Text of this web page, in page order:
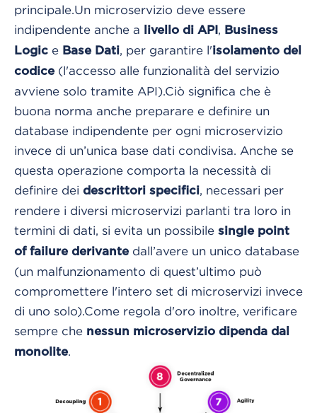
principale.Un microservizio deve essere
indipendente anche a
livello di API , Business
Logic e Base Dati, per garantire l'isolamento del
codice (l'accesso alle funzionalità del servizio
avviene solo tramite API).Ciò significa che è
buona norma anche preparare e definire un
database indipendente per ogni microservizio
invece di un’unica base dati condivisa. Anche se
questa operazione comporta la necessità di
definire dei descrittori specifici, necessari per
rendere i diversi microservizi parlanti tra loro in
termini di dati, si evita un possibile single point
of failure derivante dall’avere un unico database
(un malfunzionamento di quest’ultimo può
compromettere l'intero set di microservizi invece
di uno solo).Come regola d'oro inoltre, verificare
sempre che nessun microservizio dipenda dal
monolite.